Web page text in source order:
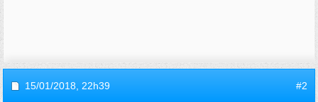
15/01/2018, 22h39 #2